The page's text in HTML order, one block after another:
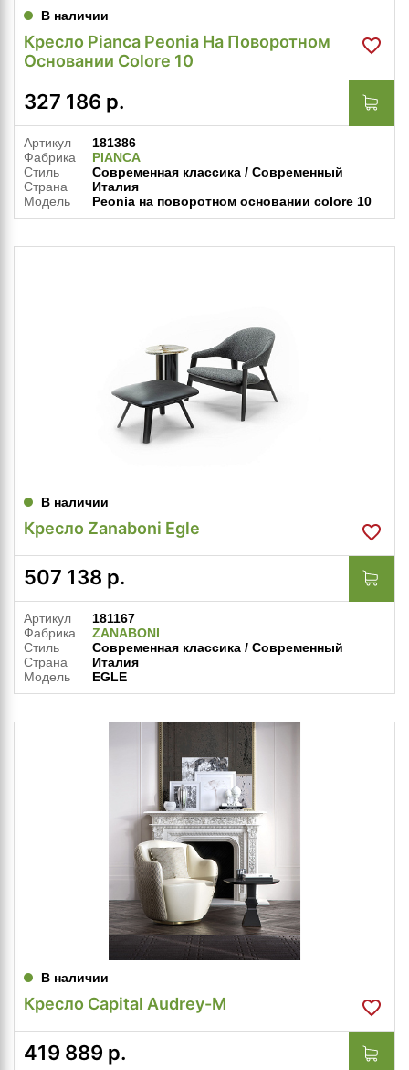
В наличии
Кресло Pianca Peonia На Поворотном
Основании Colore 10
327 186 р.
Артикул
181386
Фабрика
PIANCA
Стиль
Современная классика / Современный
Страна
Италия
Модель
Peonia на поворотном основании colore 10
В наличии
Кресло Zanaboni Egle
507 138 р.
Артикул
181167
Фабрика
ZANABONI
Стиль
Современная классика / Современный
Страна
Италия
Модель
EGLE
В наличии
Кресло Capital Audrey-M
419 889 р.